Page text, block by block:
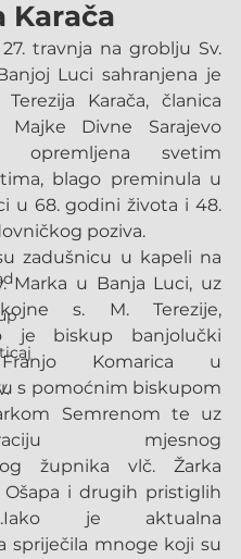
Karača
travnja na groblju Sv.
Luci sahranjena je
Karača, članica
Majke Divne Sarajevo
opremljena svetim
blago preminula u
u 68. godini života i 48.
poziva.
zadušnicu u kapeli na
Marka u Banja Luci, uz
s. M. Terezije,
je biskup banjolučki
Komarica u
s pomoćnim biskupom
Semrenom te uz
mjesnog
župnika vlč. Žarka
Ošapa i drugih pristiglih
je aktualna
spriječila mnoge koji su